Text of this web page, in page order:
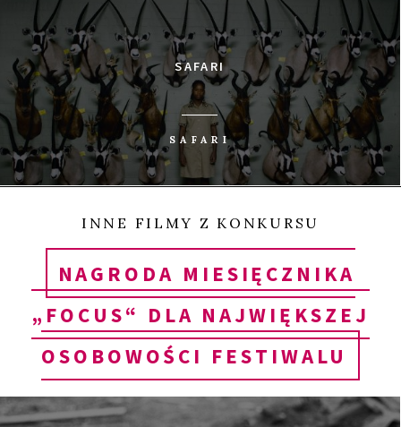
SAFARI
SAFARI
INNE FILMY Z KONKURSU
NAGRODA MIESIĘCZNIKA
„FOCUS“ DLA NAJWIĘKSZEJ
OSOBOWOŚCI FESTIWALU